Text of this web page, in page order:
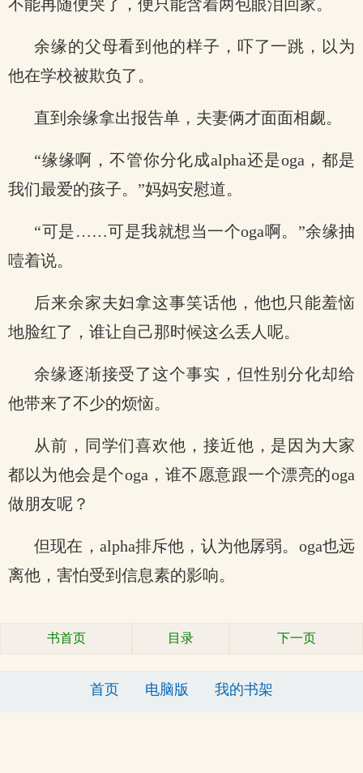
不能再随便哭了，便只能含着两包眼泪回家。
余缘的父母看到他的样子，吓了一跳，以为
他在学校被欺负了。
直到余缘拿出报告单，夫妻俩才面面相觑。
“缘缘啊，不管你分化成alpha还是oga，都是
我们最爱的孩子。”妈妈安慰道。
“可是……可是我就想当一个oga啊。”余缘抽
噎着说。
后来余家夫妇拿这事笑话他，他也只能羞恼
地脸红了，谁让自己那时候这么丢人呢。
余缘逐渐接受了这个事实，但性别分化却给
他带来了不少的烦恼。
从前，同学们喜欢他，接近他，是因为大家
都以为他会是个oga，谁不愿意跟一个漂亮的oga
做朋友呢？
但现在，alpha排斥他，认为他孱弱。oga也远
离他，害怕受到信息素的影响。
书首页 目录 下一页
首页 电脑版 我的书架